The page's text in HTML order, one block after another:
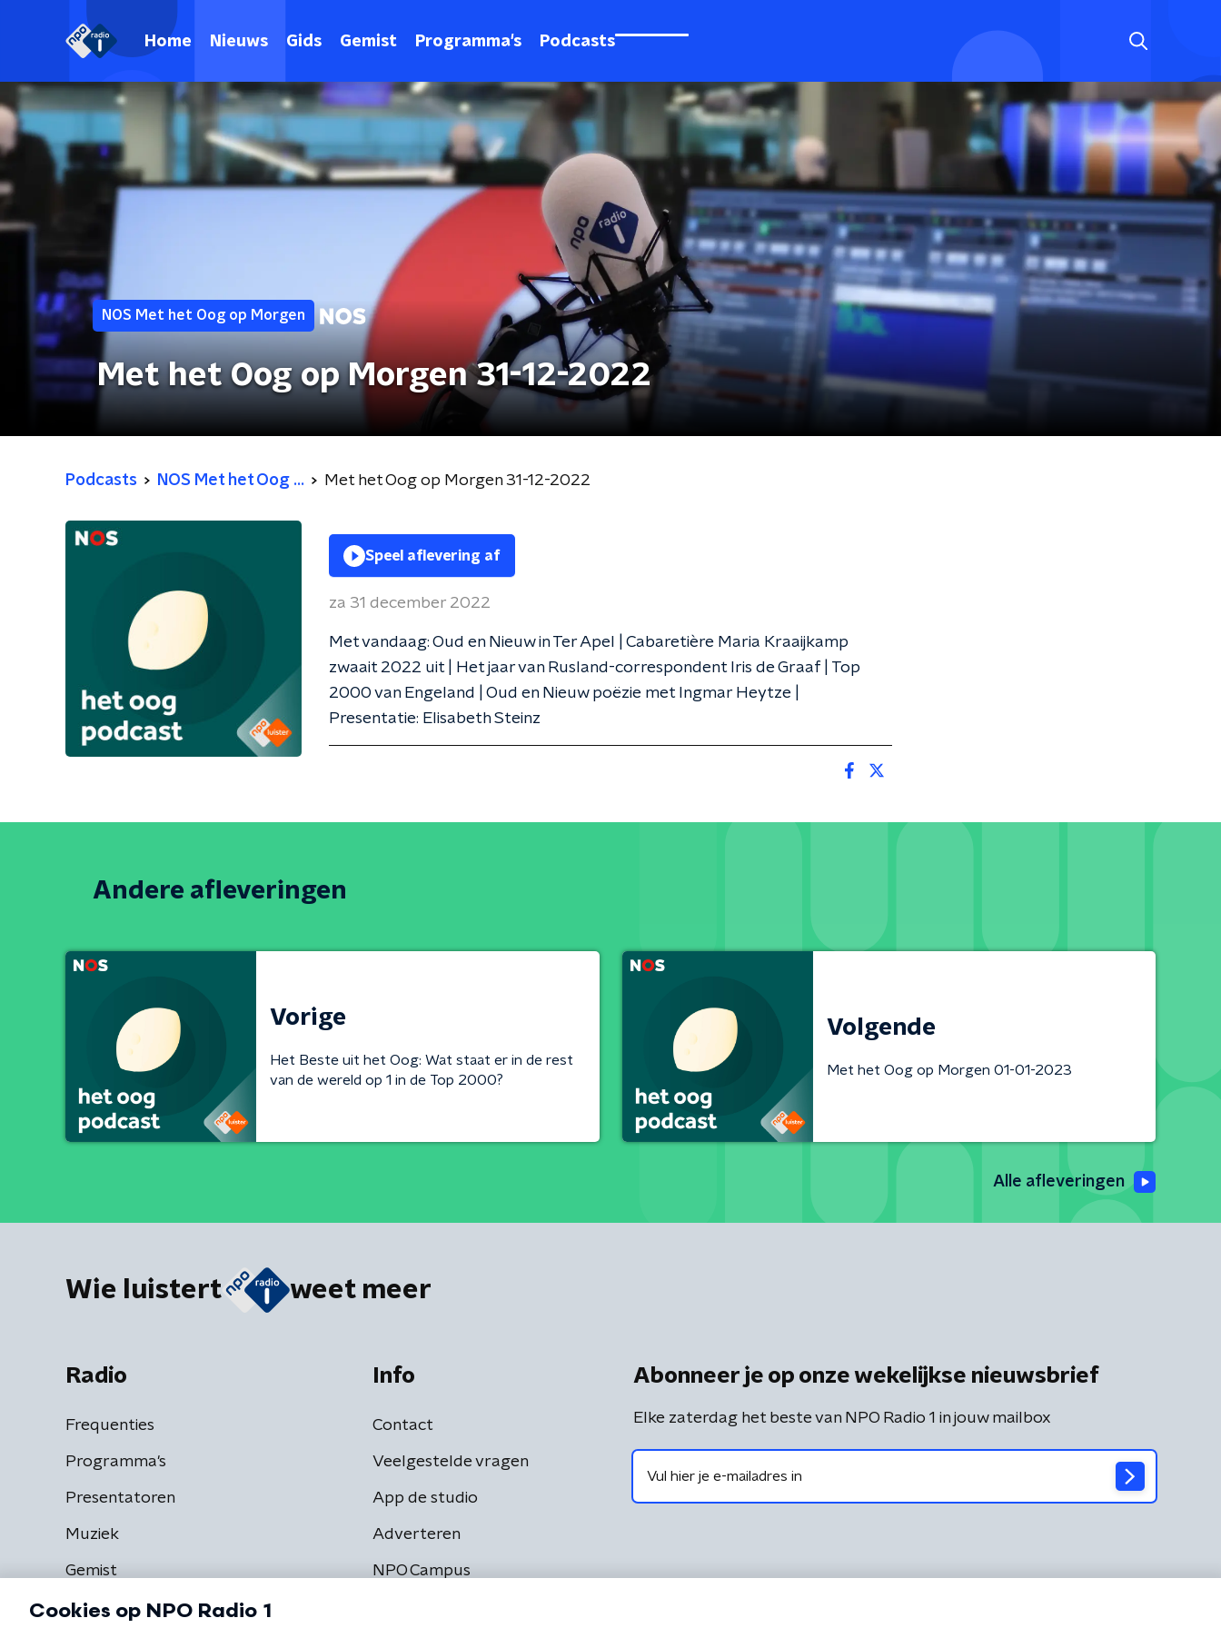
Home Nieuws Gids Gemist Programma's Podcasts
NOS Met het Oog op Morgen
Met het Oog op Morgen 31-12-2022
Podcasts NOS Met het Oog ... Met het Oog op Morgen 31-12-2022
Speel aflevering af
za 31 december 2022
Met vandaag: Oud en Nieuw in Ter Apel | Cabaretière Maria Kraaijkamp
zwaait 2022 uit | Het jaar van Rusland-correspondent Iris de Graaf | Top
2000 van Engeland | Oud en Nieuw poëzie met Ingmar Heytze |
Presentatie: Elisabeth Steinz
Andere afleveringen
Vorige
Het Beste uit het Oog: Wat staat er in de rest
van de wereld op 1 in de Top 2000?
Volgende
Met het Oog op Morgen 01-01-2023
Alle afleveringen
Wie luistert weet meer
Radio
Frequenties
Programma's
Presentatoren
Muziek
Gemist
Info
Contact
Veelgestelde vragen
App de studio
Adverteren
NPO Campus
Abonneer je op onze wekelijkse nieuwsbrief
Elke zaterdag het beste van NPO Radio 1 in jouw mailbox